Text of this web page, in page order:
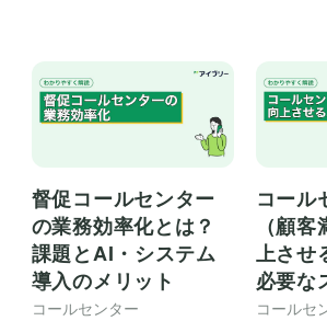
督促コールセンター
の業務効率化とは？
課題とAI・システム
導入のメリット
コールセンター
コール
（顧
上させ
必要な
コールセ